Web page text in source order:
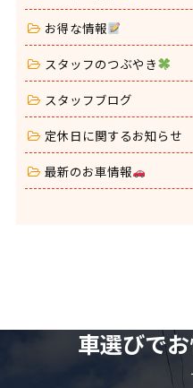
お得な情報
スタッフのつぶやき
スタッフブログ
定休日に関するお知らせ
最新のお車情報
車選びでお